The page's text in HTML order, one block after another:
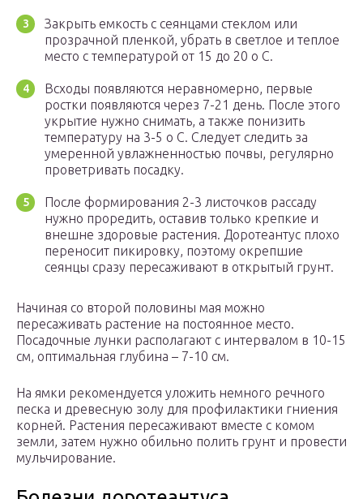
Закрыть емкость с сеянцами стеклом или
прозрачной пленкой, убрать в светлое и теплое
место с температурой от 15 до 20 о С.
Всходы появляются неравномерно, первые
ростки появляются через 7-21 день. После этого
укрытие нужно снимать, а также понизить
температуру на 3-5 о С. Следует следить за
умеренной увлажненностью почвы, регулярно
проветривать посадку.
После формирования 2-3 листочков рассаду
нужно проредить, оставив только крепкие и
внешне здоровые растения. Доротеантус плохо
переносит пикировку, поэтому окрепшие
сеянцы сразу пересаживают в открытый грунт.
Начиная со второй половины мая можно
пересаживать растение на постоянное место.
Посадочные лунки располагают с интервалом в 10-15
см, оптимальная глубина – 7-10 см.
На ямки рекомендуется уложить немного речного
песка и древесную золу для профилактики гниения
корней. Растения пересаживают вместе с комом
земли, затем нужно обильно полить грунт и провести
мульчирование.